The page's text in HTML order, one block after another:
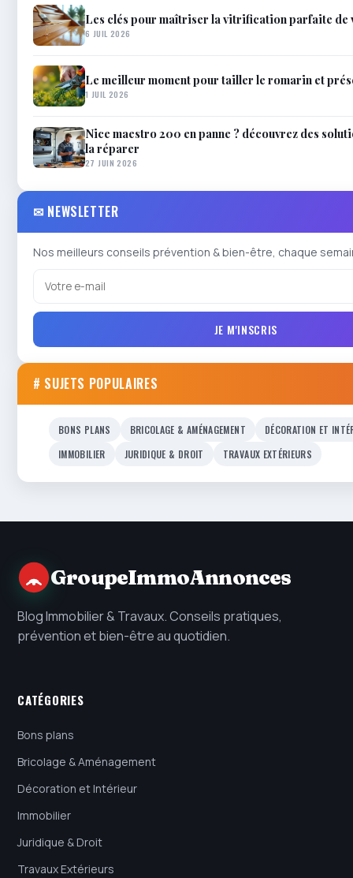
Les clés pour maîtriser la vitrification parfaite de
6 JUIL 2026
Le meilleur moment pour tailler le romarin et
1 JUIL 2026
Nice maestro 200 en panne ? découvrez des
la réparer
27 JUIN 2026
✉ NEWSLETTER
Nos meilleurs conseils prévention & bien-être, chaque
JE M'INSCRIS
# SUJETS POPULAIRES
BONS PLANS BRICOLAGE & AMÉNAGEMENT
DÉCORATION ET
IMMOBILIER
JURIDIQUE & DROIT TRAVAUX EXTÉRIEURS
GroupeImmoAnnonces
Blog Immobilier & Travaux. Conseils pratiques,
prévention et bien-être au quotidien.
CATÉGORIES
Bons plans
Bricolage & Aménagement
Décoration et Intérieur
Immobilier
Juridique & Droit
Travaux Extérieurs